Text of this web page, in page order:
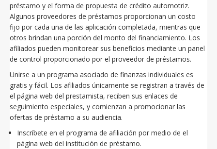
préstamo y el forma de propuesta de crédito automotriz.
Algunos proveedores de préstamos proporcionan un costo
fijo por cada una de las aplicación completada, mientras que
otros brindan una porción del monto del financiamiento. Los
afiliados pueden monitorear sus beneficios mediante un panel
de control proporcionado por el proveedor de préstamos.
Unirse a un programa asociado de finanzas individuales es
gratis y fácil. Los afiliados únicamente se registran a través de
el página web del prestamista, reciben sus enlaces de
seguimiento especiales, y comienzan a promocionar las
ofertas de préstamo a su audiencia.
Inscríbete en el programa de afiliación por medio de el
página web del institución de préstamo.